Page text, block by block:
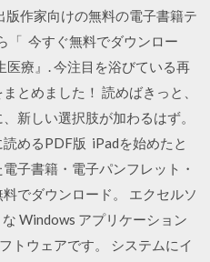
版作家向けの無料の電子書籍テ
「 今すぐ無料でダウンロー
医療』. 今注目を浴びている再
とめました！ 読めばきっと、
新しい選択肢が加わるはず。
めるPDF版 iPadを始めたと
子書籍・電子パンフレット・
でダウンロード。 エクセルソ
Windows アプリケーション
トウェアです。 システムにイ